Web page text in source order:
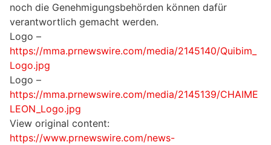
noch die Genehmigungsbehörden können dafür
verantwortlich gemacht werden.
Logo –
https://mma.prnewswire.com/media/2145140/Quibim_
Logo.jpg
Logo –
https://mma.prnewswire.com/media/2145139/CHAIME
LEON_Logo.jpg
View original content:
https://www.prnewswire.com/news-